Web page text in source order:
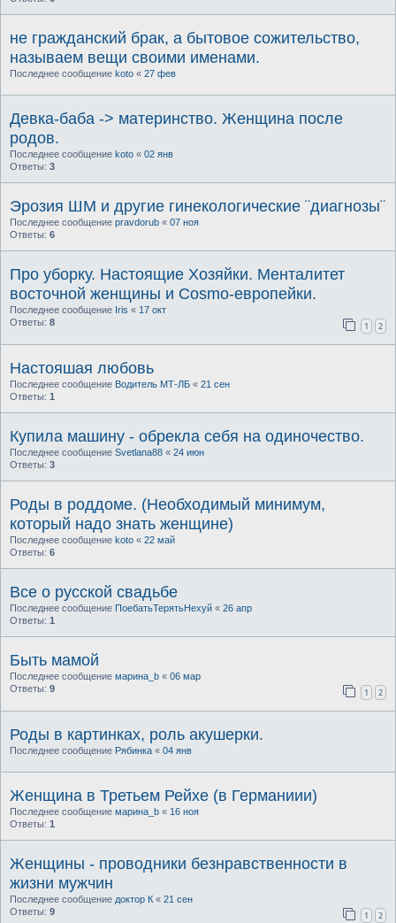
не гражданский брак, а бытовое сожительство,
называем вещи своими именами.
Последнее сообщение koto « 27 фев
Девка-баба -> материнство. Женщина после
родов.
Последнее сообщение koto « 02 янв
Ответы: 3
Эрозия ШМ и другие гинекологические ¨диагнозы¨
Последнее сообщение pravdorub « 07 ноя
Ответы: 6
Про уборку. Настоящие Хозяйки. Менталитет
восточной женщины и Cosmo-европейки.
Последнее сообщение Iris « 17 окт
Ответы: 8 1 2
Настояшая любовь
Последнее сообщение Водитель МТ-ЛБ « 21 сен
Ответы: 1
Купила машину - обрекла себя на одиночество.
Последнее сообщение Svetlana88 « 24 июн
Ответы: 3
Роды в роддоме. (Необходимый минимум,
который надо знать женщине)
Последнее сообщение koto « 22 май
Ответы: 6
Все о русской свадьбе
Последнее сообщение ПоебатьТерятьНехуй « 26 апр
Ответы: 1
Быть мамой
Последнее сообщение марина_b « 06 мар
Ответы: 9 1 2
Роды в картинках, роль акушерки.
Последнее сообщение Рябинка « 04 янв
Женщина в Третьем Рейхе (в Германиии)
Последнее сообщение марина_b « 16 ноя
Ответы: 1
Женщины - проводники безнравственности в
жизни мужчин
Последнее сообщение доктор К « 21 сен
Ответы: 9 1 2